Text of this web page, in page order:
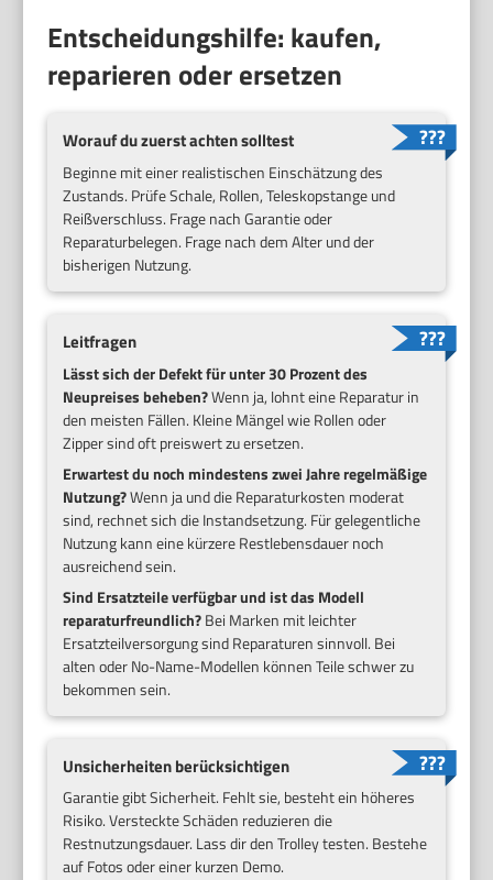
Entscheidungshilfe: kaufen,
reparieren oder ersetzen
Worauf du zuerst achten solltest
Beginne mit einer realistischen Einschätzung des
Zustands. Prüfe Schale, Rollen, Teleskopstange und
Reißverschluss. Frage nach Garantie oder
Reparaturbelegen. Frage nach dem Alter und der
bisherigen Nutzung.
Leitfragen
Lässt sich der Defekt für unter 30 Prozent des
Neupreises beheben?Wenn ja, lohnt eine Reparatur in
den meisten Fällen. Kleine Mängel wie Rollen oder
Zipper sind oft preiswert zu ersetzen.
Erwartest du noch mindestens zwei Jahre regelmäßige
Nutzung?Wenn ja und die Reparaturkosten moderat
sind, rechnet sich die Instandsetzung. Für gelegentliche
Nutzung kann eine kürzere Restlebensdauer noch
ausreichend sein.
Sind Ersatzteile verfügbar und ist das Modell
reparaturfreundlich?Bei Marken mit leichter
Ersatzteilversorgung sind Reparaturen sinnvoll. Bei
alten oder No-Name-Modellen können Teile schwer zu
bekommen sein.
Unsicherheiten berücksichtigen
Garantie gibt Sicherheit. Fehlt sie, besteht ein höheres
Risiko. Versteckte Schäden reduzieren die
Restnutzungsdauer. Lass dir den Trolley testen. Bestehe
auf Fotos oder einer kurzen Demo.